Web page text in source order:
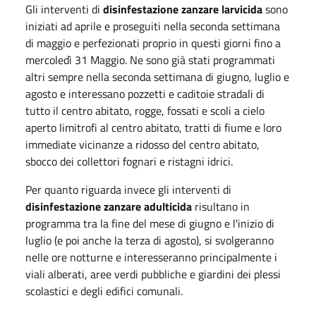
Gli interventi di disinfestazione zanzare larvicidasono
iniziati ad aprile e proseguiti nella seconda settimana
di maggio e perfezionati proprio in questi giorni fino a
mercoledì 31 Maggio. Ne sono già stati programmati
altri sempre nella seconda settimana di giugno, luglio e
agosto e interessano pozzetti e caditoie stradali di
tutto il centro abitato, rogge, fossati e scoli a cielo
aperto limitrofi al centro abitato, tratti di fiume e loro
immediate vicinanze a ridosso del centro abitato,
sbocco dei collettori fognari e ristagni idrici.
Per quanto riguarda invece gli interventi di
disinfestazione zanzare adulticida risultano in
programma tra la fine del mese di giugno e l'inizio di
luglio (e poi anche la terza di agosto), si svolgeranno
nelle ore notturne e interesseranno principalmente i
viali alberati, aree verdi pubbliche e giardini dei plessi
scolastici e degli edifici comunali.